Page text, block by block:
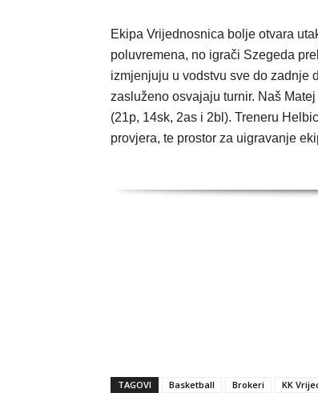
Ekipa Vrijednosnica bolje otvara
poluvremena, no igrači Szegeda
izmjenjuju u vodstvu sve do zadnje
zasluženo osvajaju turnir. Naš
(21p, 14sk, 2as i 2bl). Treneru
provjera, te prostor za uigravanje
TAGOVI Basketball Brokeri KK